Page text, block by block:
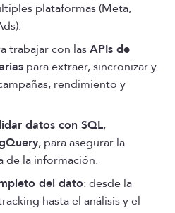
plataformas (Meta,
trabajar con lasAPIs de
para extraer, sincronizar y
rendimiento y
datos con SQL,
, para asegurar la
de la información.
del dato: desde la
hasta el análisis y el